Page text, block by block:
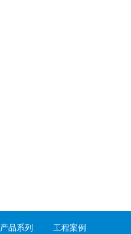
产品系列
工程案例